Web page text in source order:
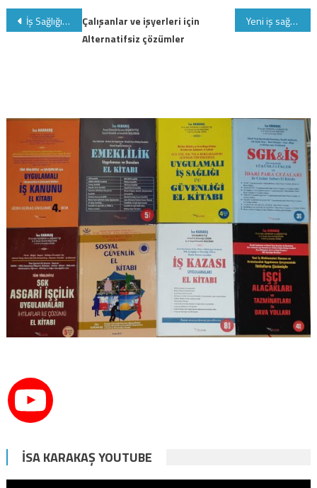
Yazı
gezinmesi
İş Sağlığı ve Güvenliği Kanununa göre verilecek eğitimlere ilişkin YÖNETMELİK Yeni iş sağlığı ve güvenliği Kanununa göre Acil durumlarda işveren neler yapmalıdır
Çalışanlar ve işyerleri için
Alternatifsiz çözümler
İSA KARAKAŞ YOUTUBE